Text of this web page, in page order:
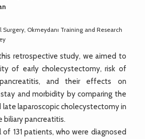
Okmeydanı Training and Research
this retrospective study, we aimed to
of early cholecystectomy, risk of
and their effects on
and morbidity by comparing the
late laparoscopic cholecystectomy in
pancreatitis.
of 131 patients, who were diagnosed